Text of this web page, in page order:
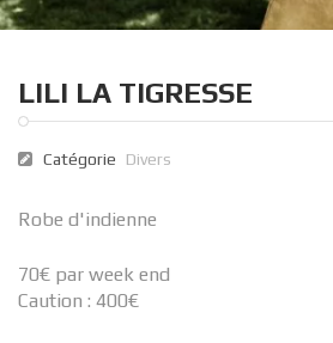
LILI LA TIGRESSE
Catégorie Divers
Robe d'indienne
70€ par week end
Caution : 400€